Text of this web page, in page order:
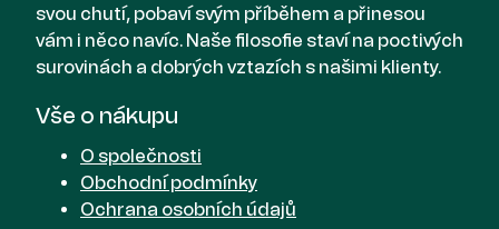
svou chutí, pobaví svým příběhem a přinesou
vám i něco navíc. Naše filosofie staví na poctivých
surovinách a dobrých vztazích s našimi klienty.
Vše o nákupu
O společnosti
Obchodní podmínky
Ochrana osobních údajů